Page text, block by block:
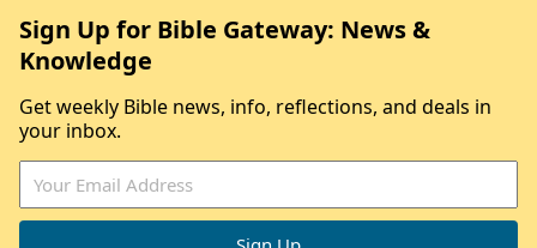
Sign Up for Bible Gateway: News &
Knowledge
Get weekly Bible news, info, reflections, and deals in
your inbox.